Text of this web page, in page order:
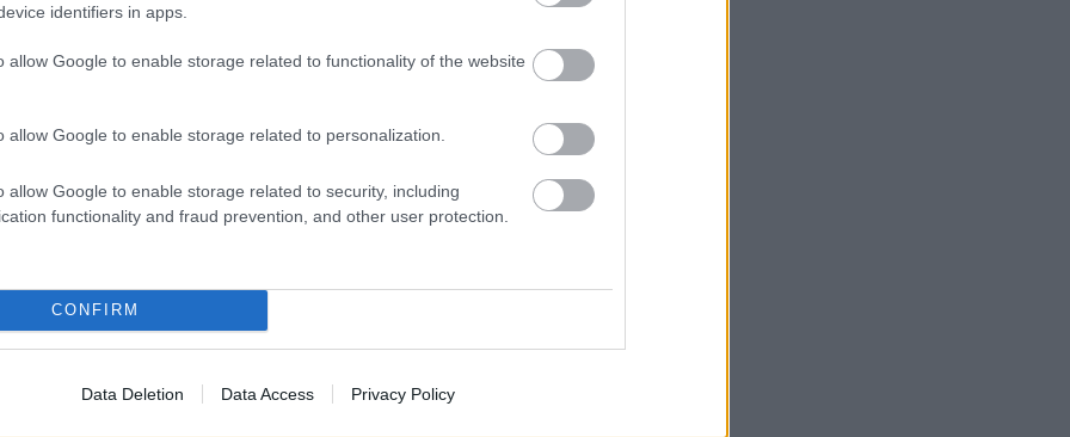
identifiers in apps.
allow Google to enable storage related to functionality of the website
allow Google to enable storage related to personalization.
allow Google to enable storage related to security, including
functionality and fraud prevention, and other user protection.
CONFIRM
Data Deletion Data Access Privacy Policy
vagy vizsgák közben az étel- és
vagy eseti óralátogatási felmentéssel, amit
A bizalom és a tolerancia légköre szintén sokat
stresszhatásoktól, a magyarázkodással járó rossz
mielőbb szabad légutat neki. Fektessük
kivitelezni, az oldalára vagy a hasára. Ügyeljünk
nyál) könnyen tudjon távozni. Amennyiben van az
akkor be kell adni neki. Ezt egy narancssárga
tartani, és benne van a beadási útmutató